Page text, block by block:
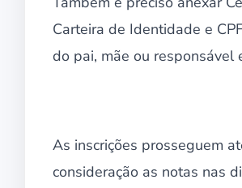
Carteira de Identidade e
do pai, mãe ou
As inscrições prosseguem
consideração as notas nas